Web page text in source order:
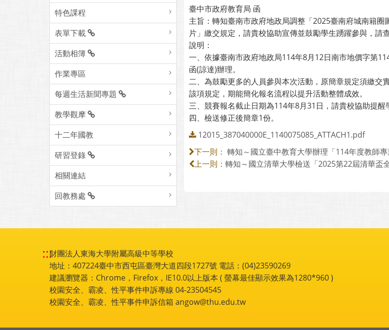
特色課程
表單下載
活動相簿
作業專區
每週生活新聞專題
教學觀摩
十二年國教
研習登錄
相關連結
回教務處
臺中市政府教育局 函
主旨：轉知臺南市政府地政局調整「2025臺南府城南籍
片」繳交規定，請貴校協助宣傳並鼓勵學生踴躍參與，請查
說明：
一、依據臺南市政府地政局114年8月12日南市地價字第
函(諒達)辦理。
二、為鼓勵更多的人員參與本次活動，原簡章規定須繳交
該項規定，期能簡化報名流程以提升活動整體成效。
三、競賽報名截止日期為114年8月31日，請貴校協助提醒
四、檢送修正後簡章1份。
12015_387040000E_1140075085_ATTACH1.pdf
下一則： 轉知～國立臺中教育大學辦理「114年度教師
上一則： 轉知～國立清華大學檢送「2025第22屆清華盃
:::財團法人東海大學附屬高級中等學校
地址：407224臺中市西屯區臺灣大道四段1727號 電話：(04)23590269
建議瀏覽器：Chrome，Firefox，IE10.0以上版本 ( 螢幕最佳顯示效果為1280*960 )
校園安全、霸凌、性平事件申訴專線 04-23504545
校園安全、霸凌、性平事件申訴信箱 angow@thu.edu.tw